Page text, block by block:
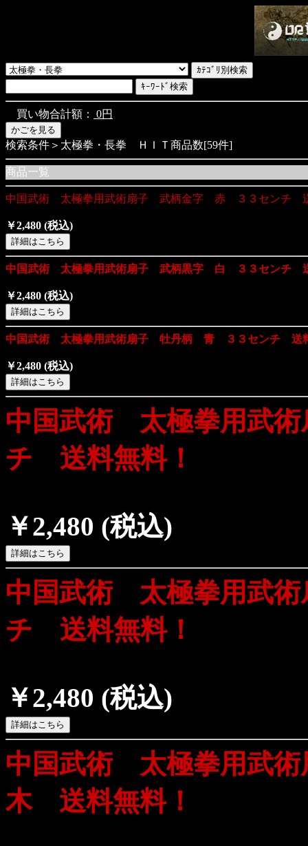
買い物合計額： 0円
検索条件＞太極拳・長拳 ＨＩＴ商品数[59件]
商品一覧
中国武術 太極拳用武術扇子 武柄金字 赤 ３３センチ
￥2,480 (税込)
中国武術 太極拳用武術扇子 武柄黒字 白 ３３センチ
￥2,480 (税込)
中国武術 太極拳用武術扇子 牡丹柄 青 ３３センチ 送
￥2,480 (税込)
中国武術 太極拳用武
チ 送料無料！
￥2,480 (税込)
中国武術 太極拳用武
チ 送料無料！
￥2,480 (税込)
中国武術 太極拳用武
木 送料無料！